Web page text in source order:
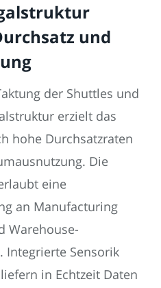
und
der Shuttles und
erzielt das
hohe Durchsatzraten
Die
eine
an Manufacturing
Warehouse-
Integrierte Sensorik
in Echtzeit Daten